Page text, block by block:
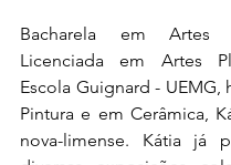
Bacharela em Artes
Licenciada em Artes
Escola Guignard - UEMG,
Pintura e em Cerâmica,
nova-limense. Kátia já